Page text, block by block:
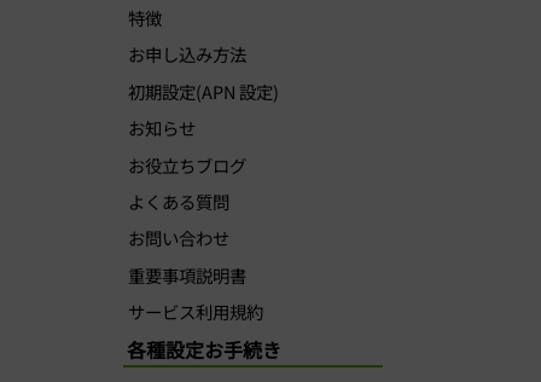
特徴
お申し込み方法
初期設定(APN 設定)
お知らせ
お役立ちブログ
よくある質問
お問い合わせ
重要事項説明書
サービス利用規約
各種設定お手続き